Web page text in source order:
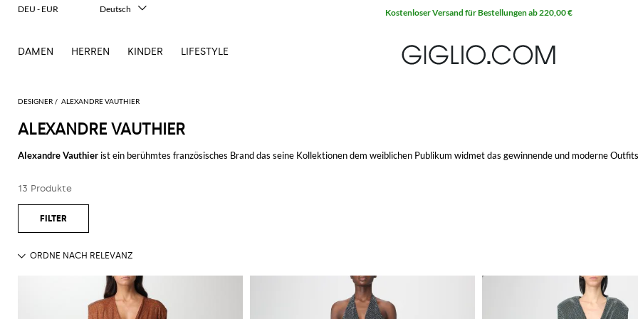
DESIGNER ALEXANDRE VAUTHIER
ALEXANDRE VAUTHIER
Alexandre Vauthier ist ein berühmtes französisches Brand das seine Kollektionen dem weiblichen Publikum widmet das gewinnende und moderne
von lebhaften Farben und Pattern.
eine gute Tragbarkeit der Kleider garantieren zu können.
13 Produkte
DAMEN HERREN KINDER LIFESTYLE
Kostenloser Versand für Bestellungen ab 220,00 €
DEU - EUR
Deutsch
Français
日本語
Русский